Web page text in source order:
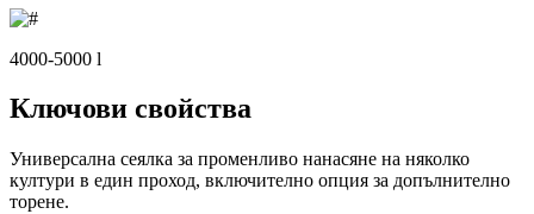
4000-5000 l
Ключови свойства
Универсална сеялка за променливо нанасяне на няколко
култури в един проход, включително опция за допълнително
торене.